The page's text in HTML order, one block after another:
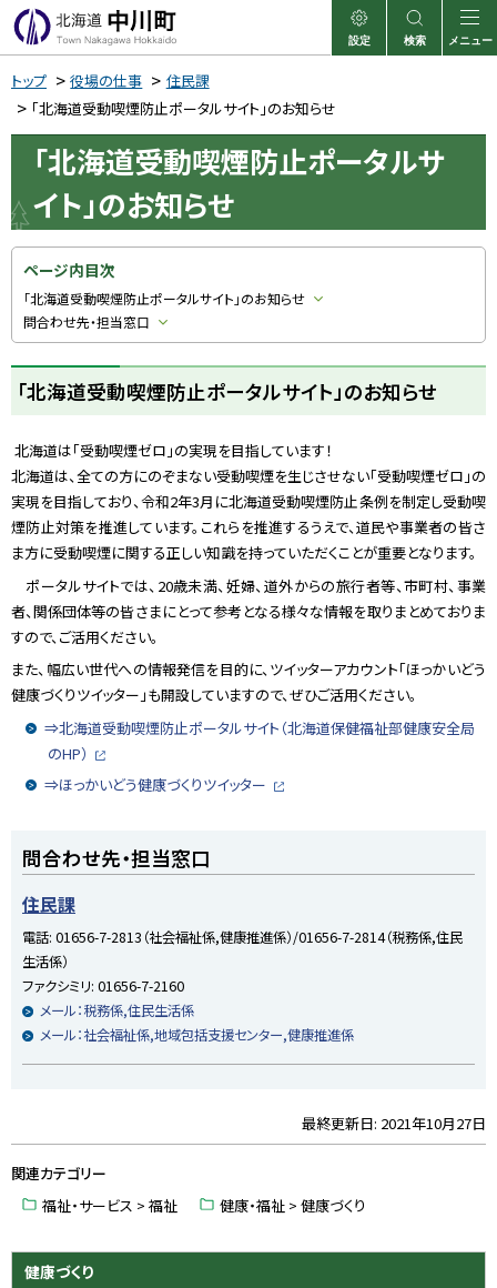
本
へ
ニ
ー
へ
中川町 表示
設定
検索
サイト内検索
メニュー
トップ 役場の仕事
住民課
「北海道受動喫煙防止ポータルサイト」のお知らせ
「北海道受動喫煙防止ポータルサ
イト」のお知らせ
ページ内目次
「北海道受動喫煙防止ポータルサイト」のお知らせ
問合わせ先・担当窓口
「北海道受動喫煙防止ポータルサイト」のお知らせ
北海道は「受動喫煙ゼロ」の実現を目指しています！
北海道は、全ての方にのぞまない受動喫煙を生じさせない「受動喫煙ゼロ」の
実現を目指しており、令和2年3月に北海道受動喫煙防止条例を制定し受動喫
煙防止対策を推進しています。これらを推進するうえで、道民や事業者の皆さ
ま方に受動喫煙に関する正しい知識を持っていただくことが重要となります。
ポータルサイトでは、 20歳未満、妊婦、道外からの旅行者等、市町村、事業
者、関係団体等の皆さまにとって参考となる様々な情報を取りまとめておりま
すので、ご活用ください。
また、幅広い世代への情報発信を目的に、ツイッターアカウント「ほっかいどう
健康づくりツイッター」も開設していますので、ぜひご活用ください。
⇒北海道受動喫煙防止ポータルサイト（北海道保健福祉部健康安全局
のHP）
部
⇒ほっかいどう健康づくりツイッター
に
戻
る
問合わせ先・担当窓口
住民課
電話: 01656-7-2813（社会福祉係,健康推進係）/01656-7-2814（税務係,住民
生活係）
ファクシミリ: 01656-7-2160
メール：税務係,住民生活係
メール：社会福祉係,地域包括支援センター,健康推進係
ッ
プ
に
る
最終更新日: 2021年10月27日
関連カテゴリー
福祉・サービス > 福祉
健康・福祉 > 健康づくり
サ
健康づくり